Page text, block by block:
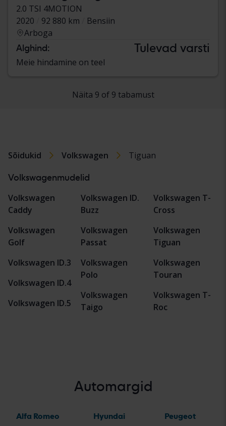
2.0 TSI 4MOTION
2020
92 880 km
Bensiin
Arboga
Alghind: Tulevad varsti
Meie hindamine on teel
Näita 9 of 9 tabamust
Sõidukid Volkswagen Tiguan
Volkswagenmudelid
Volkswagen
Caddy
Volkswagen
Golf
Volkswagen ID.3
Volkswagen ID.4
Volkswagen ID.5
Volkswagen ID.
Buzz
Volkswagen
Passat
Volkswagen
Polo
Volkswagen
Taigo
Volkswagen T-
Cross
Volkswagen
Tiguan
Volkswagen
Touran
Volkswagen T-
Roc
Automargid
Alfa Romeo
Hyundai
Peugeot